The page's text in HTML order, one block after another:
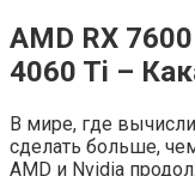
AMD RX
4060 Ti –
В мире, где
сделать больше,
AMD и Nvidia